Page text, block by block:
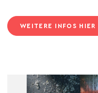
WEITERE INFOS HIER